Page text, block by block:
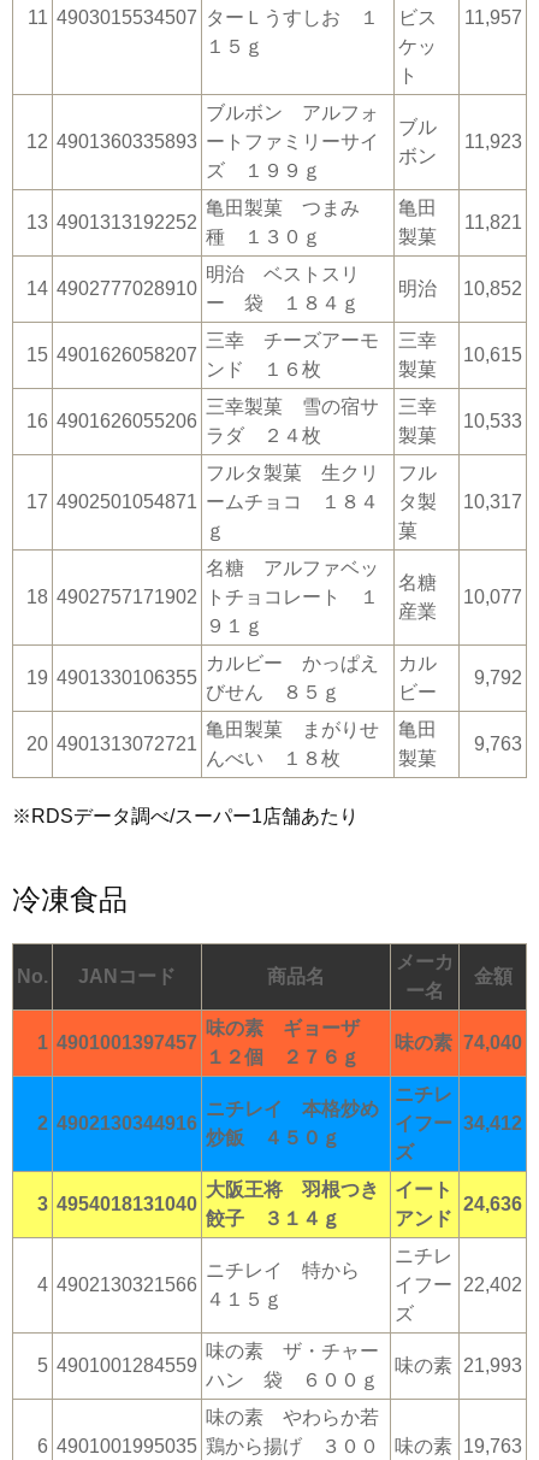
11 4903015534507 ターＬうすしお １
１５ｇ
ビス
ケッ
ト
11,957
12 4901360335893
ブルボン アルフォ
ートファミリーサイ
ズ １９９ｇ
ブル
ボン
11,923
13 4901313192252
亀田製菓 つまみ
種 １３０ｇ
亀田
製菓
11,821
14 4902777028910
明治 ベストスリ
ー 袋 １８４ｇ
明治 10,852
15 4901626058207
三幸 チーズアーモ
ンド １６枚
三幸
製菓
10,615
16 4901626055206
三幸製菓 雪の宿サ
ラダ ２４枚
三幸
製菓
10,533
17 4902501054871
フルタ製菓 生クリ
ームチョコ １８４
ｇ
フル
タ製
菓
10,317
18 4902757171902
名糖 アルファベッ
トチョコレート １
９１ｇ
名糖
産業
10,077
19 4901330106355
カルビー かっぱえ
びせん ８５ｇ
カル
ビー
9,792
20 4901313072721
亀田製菓 まがりせ
んべい １８枚
亀田
製菓
9,763
※RDSデータ調べ/スーパー1店舗あたり
冷凍食品
No. JANコード 商品名
メーカ
ー名
金額
1 4901001397457
味の素 ギョーザ
１２個 ２７６ｇ
味の素 74,040
2 4902130344916
ニチレイ 本格炒め
炒飯 ４５０ｇ
ニチレ
イフー
ズ
34,412
3 4954018131040
大阪王将 羽根つき
餃子 ３１４ｇ
イート
アンド
24,636
4 4902130321566
ニチレイ 特から
４１５ｇ
ニチレ
イフー
ズ
22,402
5 4901001284559
味の素 ザ・チャー
ハン 袋 ６００ｇ
味の素 21,993
6 4901001995035
味の素 やわらか若
鶏から揚げ ３００
味の素 19,763